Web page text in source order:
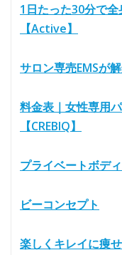
1日たった30分で全
【Active】
サロン専売EMSが
料金表｜女性専用
【CREBIQ】
プライベートボデ
ビーコンセプト
楽しくキレイに痩